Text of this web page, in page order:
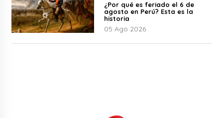
¿Por qué es feriado el 6 de
agosto en Perú? Esta es la
historia
05 Ago 2026